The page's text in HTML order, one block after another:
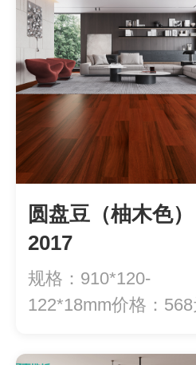
圆盘豆（柚木色）
2017
规格：910*120-
122*18mm价格：568